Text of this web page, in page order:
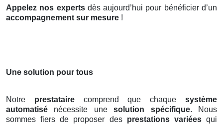
Appelez nos expertsdès aujourd’hui pour bénéficier d’un
accompagnement sur mesure !
Une solution pour tous
Notre prestatairecomprend que chaquesystème
automatisé nécessite unesolution spécifique. Nous
sommes fiers de proposer des prestations variéesqui